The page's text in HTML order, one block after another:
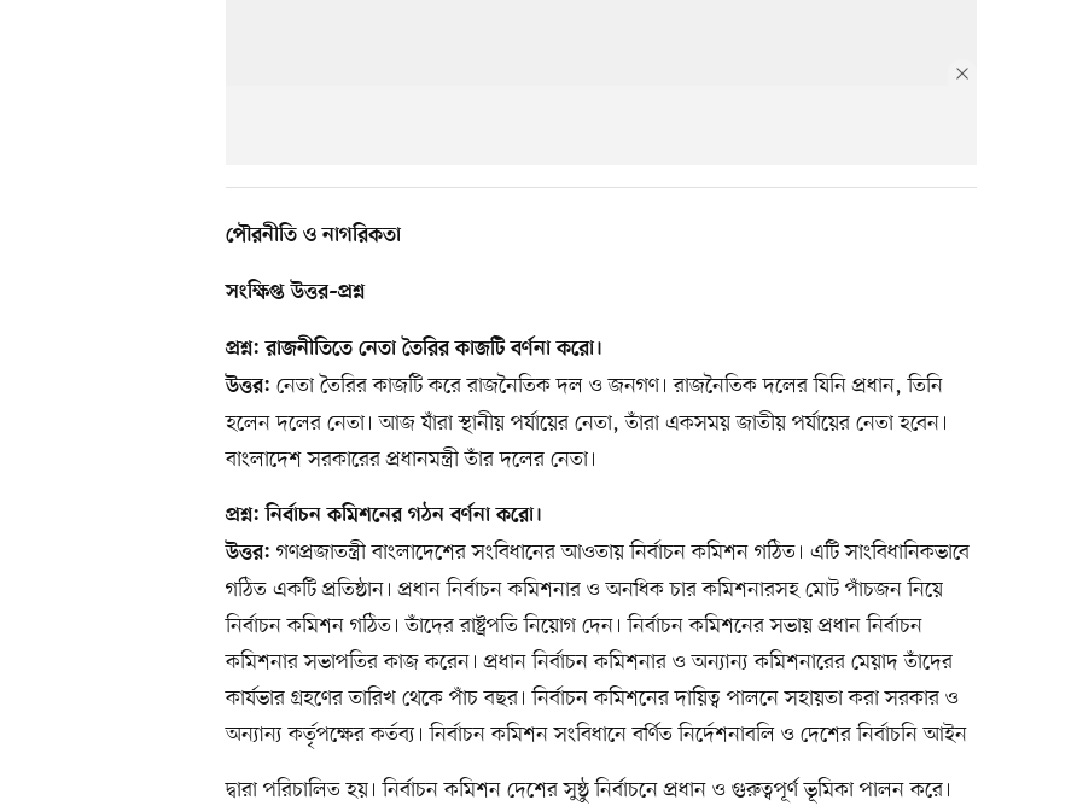
পৌরনীতি ও নাগরিকতা
সংক্ষিপ্ত উত্তর–প্রশ্ন
প্রশ্ন: রাজনীতিতে নেতা তৈরির কাজটি বর্ণনা করো।
উত্তর: নেতা তৈরির কাজটি করে রাজনৈতিক দল ও জনগণ। রাজনৈতিক দলের যিনি প্রধান, তিনি
হলেন দলের নেতা। আজ যাঁরা স্থানীয় পর্যায়ের নেতা, তাঁরা একসময় জাতীয় পর্যায়ের নেতা হবেন।
বাংলাদেশ সরকারের প্রধানমন্ত্রী তাঁর দলের নেতা।
প্রশ্ন: নির্বাচন কমিশনের গঠন বর্ণনা করো।
উত্তর: গণপ্রজাতন্ত্রী বাংলাদেশের সংবিধানের আওতায় নির্বাচন কমিশন গঠিত। এটি সাংবিধানিকভাবে
গঠিত একটি প্রতিষ্ঠান। প্রধান নির্বাচন কমিশনার ও অনধিক চার কমিশনারসহ মোট পাঁচজন নিয়ে
নির্বাচন কমিশন গঠিত। তাঁদের রাষ্ট্রপতি নিয়োগ দেন। নির্বাচন কমিশনের সভায় প্রধান নির্বাচন
কমিশনার সভাপতির কাজ করেন। প্রধান নির্বাচন কমিশনার ও অন্যান্য কমিশনারের মেয়াদ তাঁদের
কার্যভার গ্রহণের তারিখ থেকে পাঁচ বছর। নির্বাচন কমিশনের দায়িত্ব পালনে সহায়তা করা সরকার ও
অন্যান্য কর্তৃপক্ষের কর্তব্য। নির্বাচন কমিশন সংবিধানে বর্ণিত নির্দেশনাবলি ও দেশের নির্বাচনি আইন
দ্বারা পরিচালিত হয়। নির্বাচন কমিশন দেশের সুষ্ঠু নির্বাচনে প্রধান ও গুরুত্বপূর্ণ ভূমিকা পালন করে।